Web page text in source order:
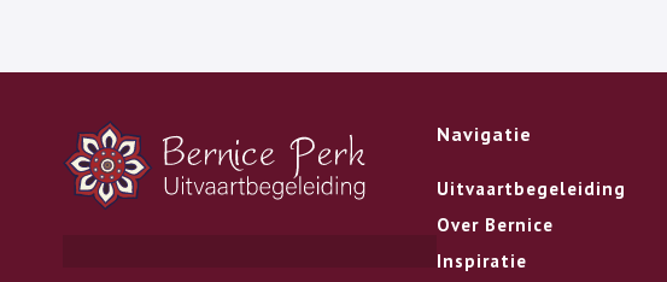
Navigatie
Uitvaartbegeleiding
Over Bernice
Inspiratie